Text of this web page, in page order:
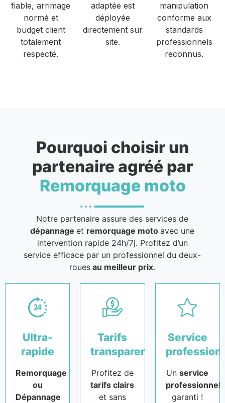
fiable, arrimage
normé et
budget client
totalement
respecté.
adaptée est
déployée
directement sur
site.
manipulation
conforme aux
standards
professionnels
reconnus.
Pourquoi choisir un
partenaire agréé par
Remorquage moto
Notre partenaire assure des services de
dépannageet remorquage motoavec une
intervention rapide 24h/7j. Profitez d’un
service efficace par un professionnel du deux-
roues au meilleur prix.
Ultra-
rapide
Remorquage
ou
Dépannage
Tarifs
transparents
Profitez de
tarifs clairs
et sans
Service
Unservice
professionnel
garanti !